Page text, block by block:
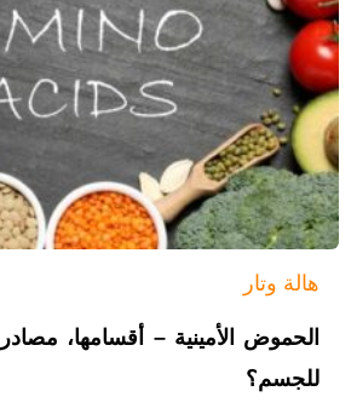
هالة وتار
الحموض الأمينية – أقسامها،
للجسم؟